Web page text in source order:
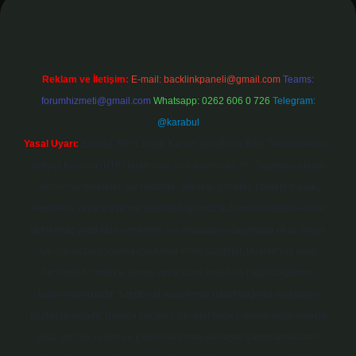
Reklam ve İletişim: E-mail: backlinkpaneli@gmail.com Teams:
forumhizmeti@gmail.com Whatsapp: 0262 606 0 726 Telegram:
@karabul
Yasal Uyarı: